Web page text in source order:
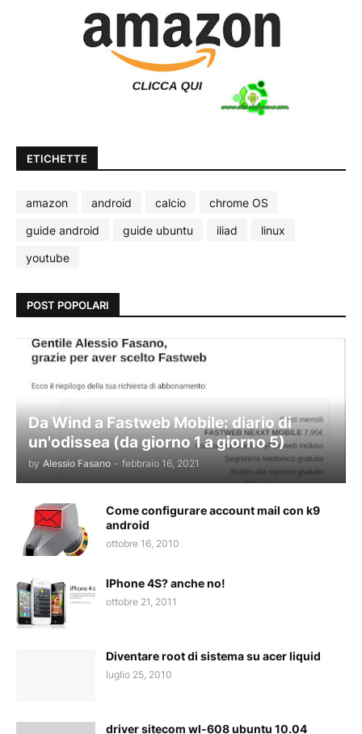
ETICHETTE
amazon android calcio
chrome OS
guide android
guide ubuntu iliad
linux
youtube
POST POPOLARI
Da Wind a Fastweb Mobile: diario di
un'odissea (da giorno 1 a giorno 5)
by Alessio Fasano - febbraio 16, 2021
Come configurare account mail con k9
android
ottobre 16, 2010
IPhone 4S? anche no!
ottobre 21, 2011
Diventare root di sistema su acer liquid
luglio 25, 2010
driver sitecom wl-608 ubuntu 10.04